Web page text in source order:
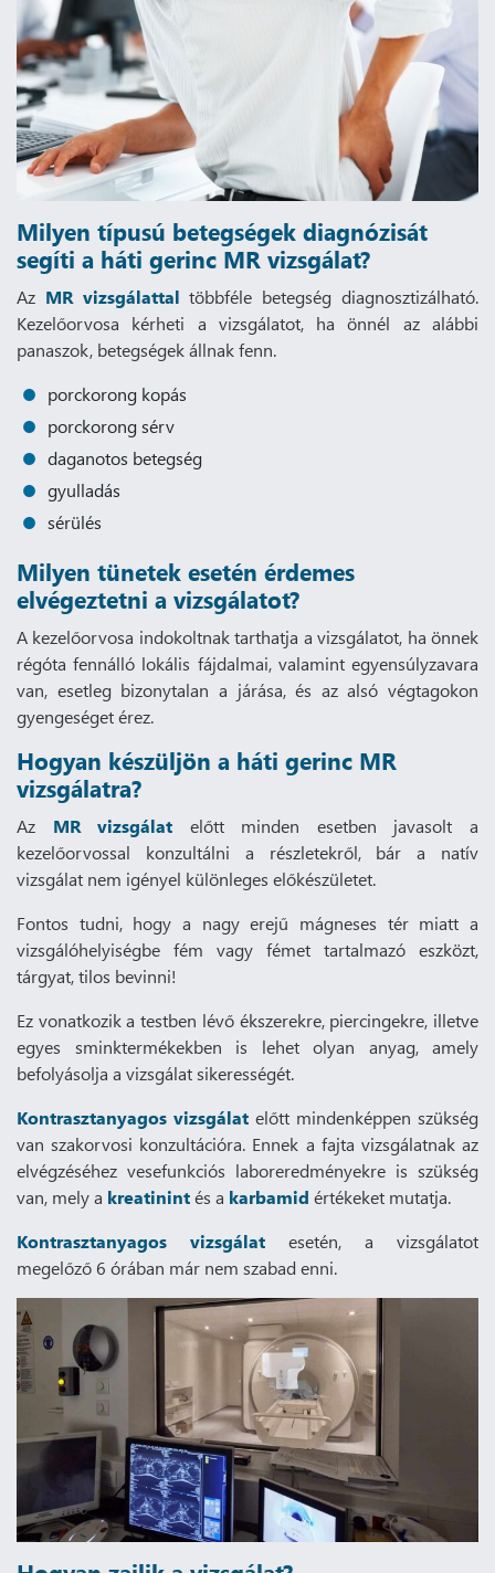
Milyen típusú betegségek diagnózisát
segíti a háti gerinc MR vizsgálat?
Az MR vizsgálattal többféle betegség diagnosztizálható.
Kezelőorvosa kérheti a vizsgálatot, ha önnél az alábbi
panaszok, betegségek állnak fenn.
porckorong kopás
porckorong sérv
daganotos betegség
gyulladás
sérülés
Milyen tünetek esetén érdemes
elvégeztetni a vizsgálatot?
A kezelőorvosa indokoltnak tarthatja a vizsgálatot, ha önnek
régóta fennálló lokális fájdalmai, valamint egyensúlyzavara
van, esetleg bizonytalan a járása, és az alsó végtagokon
gyengeséget érez.
Hogyan készüljön a háti gerinc MR
vizsgálatra?
Az MR vizsgálat előtt minden esetben javasolt a
kezelőorvossal konzultálni a részletekről, bár a natív
vizsgálat nem igényel különleges előkészületet.
Fontos tudni, hogy a nagy erejű mágneses tér miatt a
vizsgálóhelyiségbe fém vagy fémet tartalmazó eszközt,
tárgyat, tilos bevinni!
Ez vonatkozik a testben lévő ékszerekre, piercingekre, illetve
egyes sminktermékekben is lehet olyan anyag, amely
befolyásolja a vizsgálat sikerességét.
Kontrasztanyagos vizsgálat előtt mindenképpen szükség
van szakorvosi konzultációra. Ennek a fajta vizsgálatnak az
elvégzéséhez vesefunkciós laboreredményekre is szükség
van, mely a kreatinintés a karbamid értékeket mutatja.
Kontrasztanyagos vizsgálat esetén, a vizsgálatot
megelőző 6 órában már nem szabad enni.